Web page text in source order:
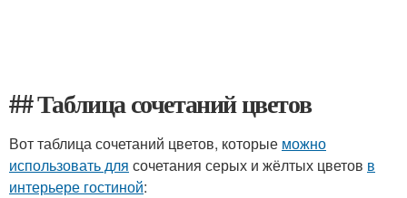
## Таблица сочетаний цветов
Вот таблица сочетаний цветов, которые можно
использовать для сочетания серых и жёлтых цветов в
интерьере гостиной: